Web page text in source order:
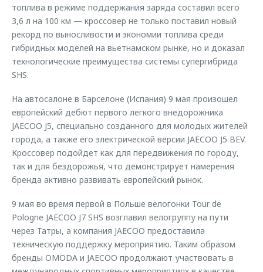
топлива в режиме поддержания заряда составил всего
3,6 л на 100 км — кроссовер не только поставил новый
рекорд по выносливости и экономии топлива среди
гибридных моделей на вьетнамском рынке, но и доказал
технологические преимущества системы супергибрида
SHS.
На автосалоне в Барселоне (Испания) 9 мая произошел
европейский дебют первого легкого внедорожника
JAECOO J5, специально созданного для молодых жителей
города, а также его электрической версии JAECOO J5 BEV.
Кроссовер подойдет как для передвижения по городу,
так и для бездорожья, что демонстрирует намерения
бренда активно развивать европейский рынок.
9 мая во время первой в Польше велогонки Tour de
Pologne JAECOO J7 SHS возглавил велогруппу на пути
через Татры, а компания JAECOO предоставила
техническую поддержку мероприятию. Таким образом
бренды OMODA и JAECOO продолжают участвовать в